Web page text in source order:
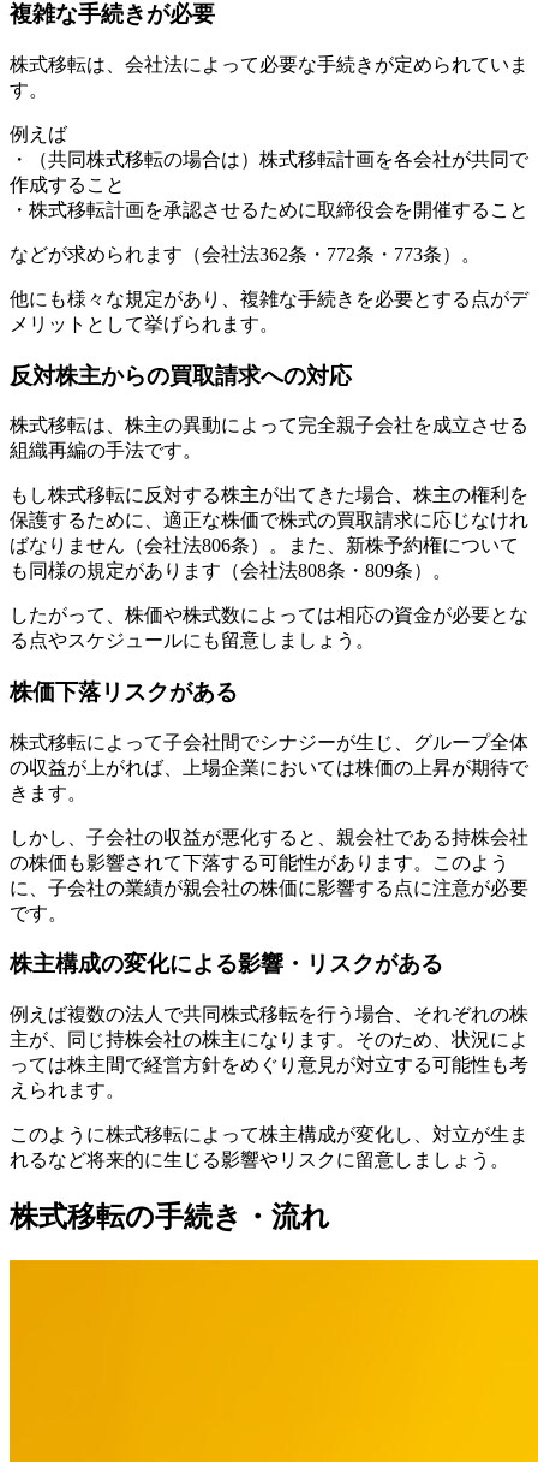
複雑な手続きが必要
株式移転は、会社法によって必要な手続きが定められていま
す。
例えば
・（共同株式移転の場合は）株式移転計画を各会社が共同で
作成すること
・株式移転計画を承認させるために取締役会を開催すること
などが求められます（会社法362条・772条・773条）。
他にも様々な規定があり、複雑な手続きを必要とする点がデ
メリットとして挙げられます。
反対株主からの買取請求への対応
株式移転は、株主の異動によって完全親子会社を成立させる
組織再編の手法です。
もし株式移転に反対する株主が出てきた場合、株主の権利を
保護するために、適正な株価で株式の買取請求に応じなけれ
ばなりません（会社法806条）。また、新株予約権について
も同様の規定があります（会社法808条・809条）。
したがって、株価や株式数によっては相応の資金が必要とな
る点やスケジュールにも留意しましょう。
株価下落リスクがある
株式移転によって子会社間でシナジーが生じ、グループ全体
の収益が上がれば、上場企業においては株価の上昇が期待で
きます。
しかし、子会社の収益が悪化すると、親会社である持株会社
の株価も影響されて下落する可能性があります。このよう
に、子会社の業績が親会社の株価に影響する点に注意が必要
です。
株主構成の変化による影響・リスクがある
例えば複数の法人で共同株式移転を行う場合、それぞれの株
主が、同じ持株会社の株主になります。そのため、状況によ
っては株主間で経営方針をめぐり意見が対立する可能性も考
えられます。
このように株式移転によって株主構成が変化し、対立が生ま
れるなど将来的に生じる影響やリスクに留意しましょう。
株式移転の手続き・流れ